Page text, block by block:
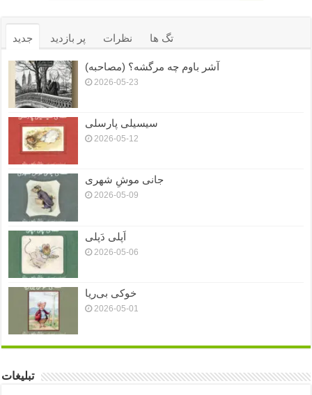
جدید پر بازدید نظرات تگ ها
آشر باوم چه مرگشه؟ (مصاحبه)
2026-05-23
سیسیلی پارسلی
2026-05-12
جانی موشِ شهری
2026-05-09
اَپلی دَپلی
2026-05-06
خوکی بی‌ریا
2026-05-01
تبلیغات